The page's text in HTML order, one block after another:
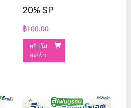
20% SP
฿100.00
หยิบใส่
ตะกร้า